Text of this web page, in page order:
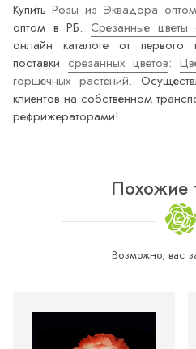
КупитьРозы из Эквадора оптом
оптом в РБ. Срезанные цветы
онлайн каталоге от первого
поставки срезанных цветов:
горшечных растений.
клиентов на собственном
рефрижераторами!
Похожие
Возможно, вас